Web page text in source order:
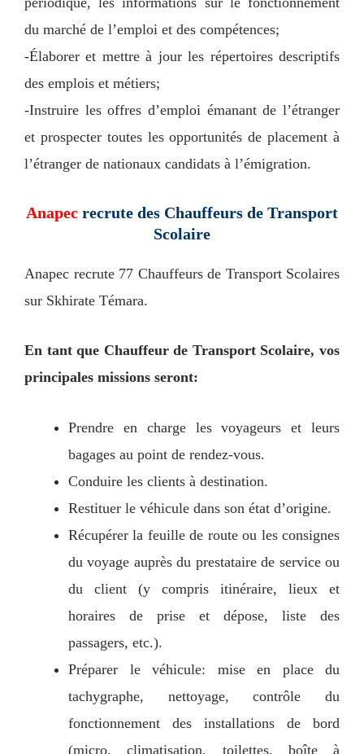
du marché de l’emploi et des compétences;
-Élaborer et mettre à jour les répertoires descriptifs
des emplois et métiers;
-Instruire les offres d’emploi émanant de l’étranger
et prospecter toutes les opportunités de placement à
l’étranger de nationaux candidats à l’émigration.
Anapec recrute des Chauffeurs de Transport
Scolaire
Anapec recrute 77 Chauffeurs de Transport Scolaires
sur Skhirate Témara.
En tant que Chauffeur de Transport Scolaire, vos
principales missions seront:
Prendre en charge les voyageurs et leurs
bagages au point de rendez-vous.
Conduire les clients à destination.
Restituer le véhicule dans son état d’origine.
Récupérer la feuille de route ou les consignes
du voyage auprès du prestataire de service ou
du client (y compris itinéraire, lieux et
horaires de prise et dépose, liste des
passagers, etc.).
Préparer le véhicule: mise en place du
tachygraphe, nettoyage, contrôle du
fonctionnement des installations de bord
(micro, climatisation, toilettes, boîte à